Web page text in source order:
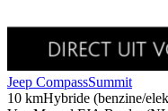
Jeep CompassSummit
10 kmHybride (benzine/